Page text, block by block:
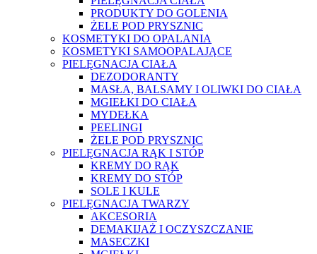
PRODUKTY DO GOLENIA
ŻELE POD PRYSZNIC
KOSMETYKI DO OPALANIA
KOSMETYKI SAMOOPALAJĄCE
PIELĘGNACJA CIAŁA
DEZODORANTY
MASŁA, BALSAMY I OLIWKI DO CIAŁA
MGIEŁKI DO CIAŁA
MYDEŁKA
PEELINGI
ŻELE POD PRYSZNIC
PIELĘGNACJA RĄK I STÓP
KREMY DO RĄK
KREMY DO STÓP
SOLE I KULE
PIELĘGNACJA TWARZY
AKCESORIA
DEMAKIJAŻ I OCZYSZCZANIE
MASECZKI